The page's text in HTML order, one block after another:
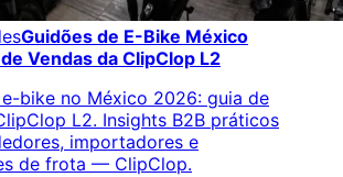
Guidões de E-Bike México
Vendas da ClipClop L2
bike no México 2026: guia de
L2. Insights B2B práticos
importadores e
de frota — ClipClop.